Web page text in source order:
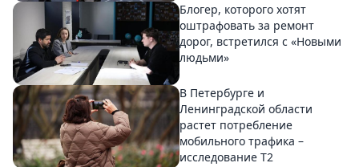
Блогер, которого хотят
оштрафовать за ремонт
дорог, встретился с «Новыми
людьми»
В Петербурге и
Ленинградской области
растет потребление
мобильного трафика –
исследование T2